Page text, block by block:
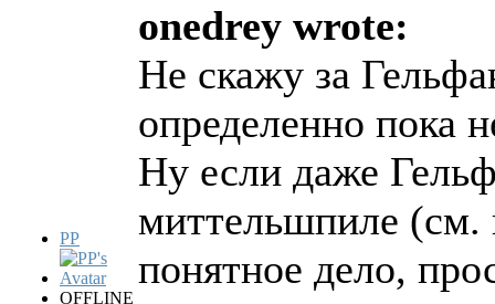
PP
OFFLINE
onedrey wrote:
Не скажу за
определенно пока
Ну если даже
миттельшпиле
понятное дело,